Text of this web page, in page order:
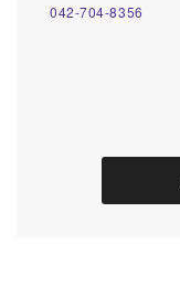
042-704-8356